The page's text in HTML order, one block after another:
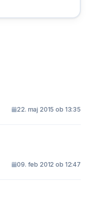
22. maj 2015 ob 13:35
09. feb 2012 ob 12:47